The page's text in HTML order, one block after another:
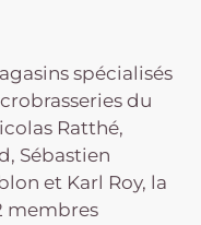
spécialisés
du
Ratthé,
Sébastien
et Karl Roy, la
membres